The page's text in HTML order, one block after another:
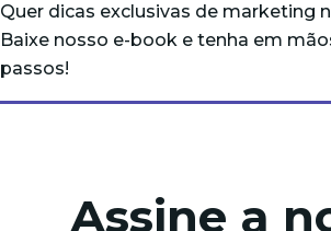
Quer dicas exclusivas de marketing
Baixe nosso e-book e tenha em
passos!
Assine a